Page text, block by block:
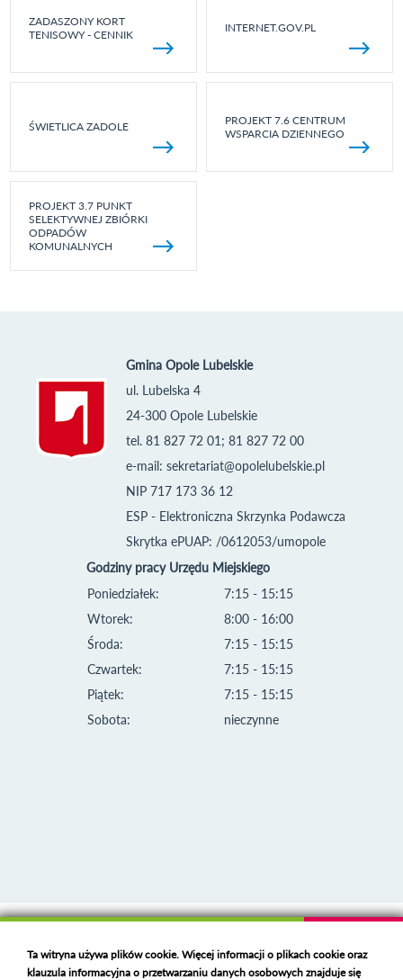
ZADASZONY KORT
TENISOWY - CENNIK
INTERNET.GOV.PL
ŚWIETLICA ZADOLE
PROJEKT 7.6 CENTRUM
WSPARCIA DZIENNEGO
PROJEKT 3.7 PUNKT
SELEKTYWNEJ ZBIÓRKI
ODPADÓW
KOMUNALNYCH
Gmina Opole Lubelskie
ul. Lubelska 4
24-300 Opole Lubelskie
tel. 81 827 72 01; 81 827 72 00
e-mail: sekretariat@opolelubelskie.pl
NIP 717 173 36 12
ESP - Elektroniczna Skrzynka Podawcza
Skrytka ePUAP: /0612053/umopole
Godziny pracy Urzędu Miejskiego
Poniedziałek:
Wtorek:
Środa:
Czwartek:
Piątek:
Sobota:
7:15 - 15:15
8:00 - 16:00
7:15 - 15:15
7:15 - 15:15
7:15 - 15:15
nieczynne
Deklaracja dostępności
Ta witryna używa plików cookie. Więcej informacji o plikach cookie oraz
klauzula informacyjna o przetwarzaniu danych osobowych znajduje się